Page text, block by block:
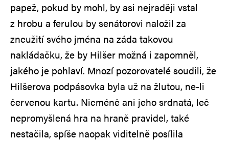
papež, pokud by mohl, by asi nejraději vstal
z hrobu a ferulou by senátorovi naložil za
zneužití svého jména na záda takovou
nakládačku, že by Hilšer možná i zapomněl,
jakého je pohlaví. Mnozí pozorovatelé soudili, že
Hilšerova podpásovka byla už na žlutou, ne-li
červenou kartu. Nicméně ani jeho srdnatá, leč
nepromyšlená hra na hraně pravidel, také
nestačila, spíše naopak viditelně posílila